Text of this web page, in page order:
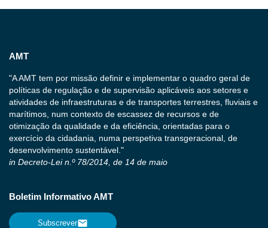
AMT
"A AMT tem por missão definir e implementar o quadro geral de
políticas de regulação e de supervisão aplicáveis aos setores e
atividades de infraestruturas e de transportes terrestres, fluviais e
marítimos, num contexto de escassez de recursos e de
otimização da qualidade e da eficiência, orientadas para o
exercício da cidadania, numa perspetiva transgeracional, de
desenvolvimento sustentável."
in Decreto-Lei n.º 78/2014, de 14 de maio
Boletim Informativo AMT
Subscrever